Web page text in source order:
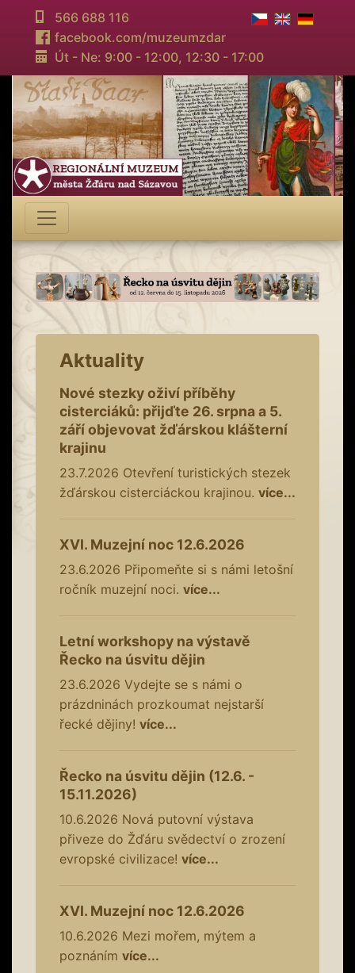
566 688 116
facebook.com/muzeumzdar
Út - Ne: 9:00 - 12:00, 12:30 - 17:00
Aktuality
Nové stezky oživí příběhy
cisterciáků: přijďte 26. srpna a 5.
září objevovat žďárskou klášterní
krajinu
23.7.2026 Otevření turistických stezek
žďárskou cisterciáckou krajinou. více...
XVI. Muzejní noc 12.6.2026
23.6.2026 Připomeňte si s námi letošní
ročník muzejní noci. více...
Letní workshopy na výstavě
Řecko na úsvitu dějin
23.6.2026 Vydejte se s námi o
prázdninách prozkoumat nejstarší
řecké dějiny! více...
Řecko na úsvitu dějin (12.6. -
15.11.2026)
10.6.2026 Nová putovní výstava
přiveze do Žďáru svědectví o zrození
evropské civilizace! více...
XVI. Muzejní noc 12.6.2026
10.6.2026 Mezi mořem, mýtem a
poznáním více...